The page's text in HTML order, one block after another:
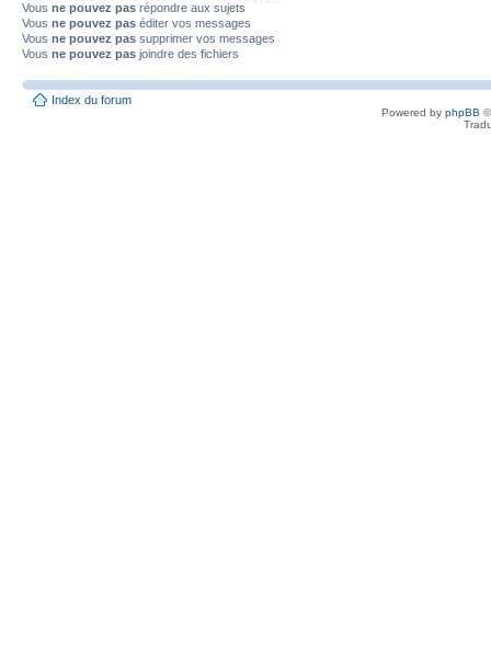
Vous ne pouvez pas répondre aux sujets
Vous ne pouvez pas éditer vos messages
Vous ne pouvez pas supprimer vos messages
Vous ne pouvez pas joindre des fichiers
Index du forum
Powered by phpBB